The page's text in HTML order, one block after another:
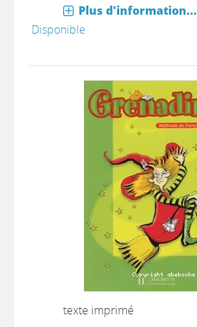
Plus d'information...
Disponible
texte imprimé